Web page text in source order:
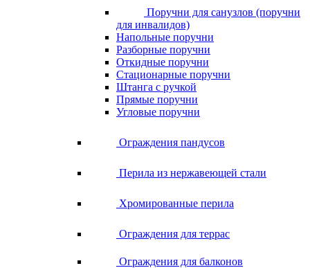
Поручни для санузлов (поручни
для инвалидов)
Напольные поручни
Разборные поручни
Откидные поручни
Стационарные поручни
Штанга с ручкой
Прямые поручни
Угловые поручни
Ограждения пандусов
Перила из нержавеющей стали
Хромированные перила
Ограждения для террас
Ограждения для балконов